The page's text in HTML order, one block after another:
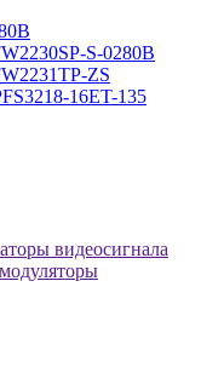
S-0280B
ZS
16ET-135
видеосигнала